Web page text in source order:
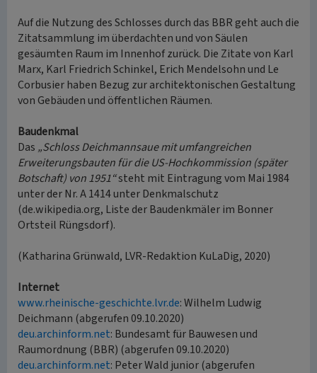
Auf die Nutzung des Schlosses durch das BBR geht auch die
Zitatsammlung im überdachten und von Säulen
gesäumten Raum im Innenhof zurück. Die Zitate von Karl
Marx, Karl Friedrich Schinkel, Erich Mendelsohn und Le
Corbusier haben Bezug zur architektonischen Gestaltung
von Gebäuden und öffentlichen Räumen.
Baudenkmal
Das „Schloss Deichmannsaue mit umfangreichen
Erweiterungsbauten für die US-Hochkommission (später
Botschaft) von 1951“steht mit Eintragung vom Mai 1984
unter der Nr. A 1414 unter Denkmalschutz
(de.wikipedia.org, Liste der Baudenkmäler im Bonner
Ortsteil Rüngsdorf).
(Katharina Grünwald, LVR-Redaktion KuLaDig, 2020)
Internet
www.rheinische-geschichte.lvr.de: Wilhelm Ludwig
Deichmann (abgerufen 09.10.2020)
deu.archinform.net: Bundesamt für Bauwesen und
Raumordnung (BBR) (abgerufen 09.10.2020)
deu.archinform.net: Peter Wald junior (abgerufen